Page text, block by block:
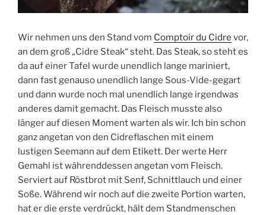
Wir nehmen uns den Stand vom Comptoir du Cidre vor,
an dem groß „Cidre Steak“ steht. Das Steak, so steht es
da auf einer Tafel wurde unendlich lange mariniert,
dann fast genauso unendlich lange Sous-Vide-gegart
und dann wurde noch mal unendlich lange irgendwas
anderes damit gemacht. Das Fleisch musste also
länger auf diesen Moment warten als wir. Ich bin schon
ganz angetan von den Cidreflaschen mit einem
lustigen Seemann auf dem Etikett. Der werte Herr
Gemahl ist währenddessen angetan vom Fleisch.
Serviert auf Röstbrot mit Senf, Schnittlauch und einer
Soße. Während wir noch auf die zweite Portion warten,
hat er die erste verdrückt, hält dem Standmenschen